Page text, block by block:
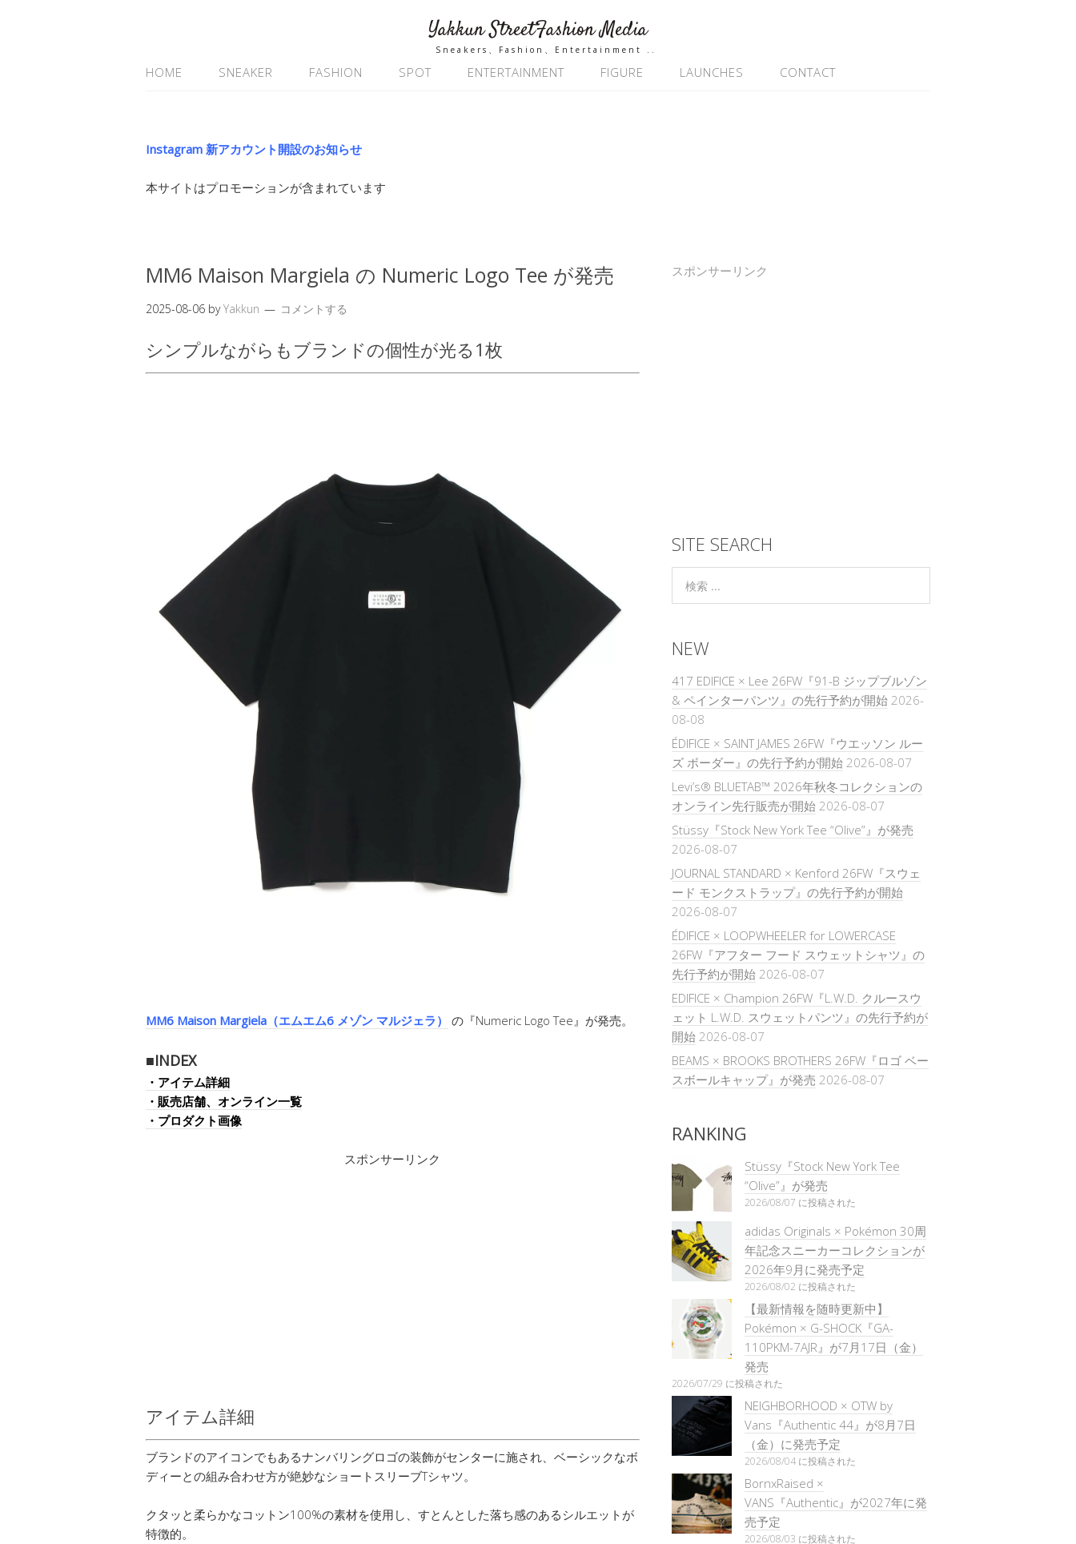
Yakkun StreetFashion Media
Sneakers、Fashion、Entertainment ..
HOME SNEAKER FASHION SPOT ENTERTAINMENT FIGURE LAUNCHES CONTACT
Instagram 新アカウント開設のお知らせ
本サイトはプロモーションが含まれています
MM6 Maison Margiela の Numeric Logo Tee が発売
2025-08-06 byYakkun コメントする
シンプルながらもブランドの個性が光る1枚
MM6 Maison Margiela（エムエム6 メゾン マルジェラ） の『Numeric Logo Tee』が発売。
■INDEX
・アイテム詳細
・販売店舗、オンライン一覧
・プロダクト画像
スポンサーリンク
アイテム詳細
ブランドのアイコンでもあるナンバリングロゴの装飾がセンターに施され、ベーシックなボ
ディーとの組み合わせ方が絶妙なショートスリーブTシャツ。
クタッと柔らかなコットン100%の素材を使用し、すとんとした落ち感のあるシルエットが
特徴的。
スポンサーリンク
SITE SEARCH
NEW
417 EDIFICE × Lee 26FW『91-B ジップブルゾン
& ペインターパンツ』の先行予約が開始 2026-
08-08
ÉDIFICE × SAINT JAMES 26FW『ウエッソン ルー
ズ ボーダー』の先行予約が開始 2026-08-07
Levi’s® BLUETAB™ 2026年秋冬コレクションの
オンライン先行販売が開始 2026-08-07
Stüssy『Stock New York Tee “Olive”』が発売
2026-08-07
JOURNAL STANDARD × Kenford 26FW『スウェ
ード モンクストラップ』の先行予約が開始
2026-08-07
ÉDIFICE × LOOPWHEELER for LOWERCASE
26FW『アフター フード スウェットシャツ』の
先行予約が開始 2026-08-07
EDIFICE × Champion 26FW『L.W.D. クルースウ
ェット L.W.D. スウェットパンツ』の先行予約が
開始 2026-08-07
BEAMS × BROOKS BROTHERS 26FW『ロゴ ベー
スボールキャップ』が発売 2026-08-07
RANKING
Stüssy『Stock New York Tee
“Olive”』が発売
2026/08/07 に投稿された
adidas Originals × Pokémon 30周
年記念スニーカーコレクションが
2026年9月に発売予定
2026/08/02 に投稿された
【最新情報を随時更新中】
Pokémon × G-SHOCK『GA-
110PKM-7AJR』が7月17日（金）
発売
2026/07/29 に投稿された
NEIGHBORHOOD × OTW by
Vans『Authentic 44』が8月7日
（金）に発売予定
2026/08/04 に投稿された
BornxRaised ×
VANS『Authentic』が2027年に発
売予定
2026/08/03 に投稿された